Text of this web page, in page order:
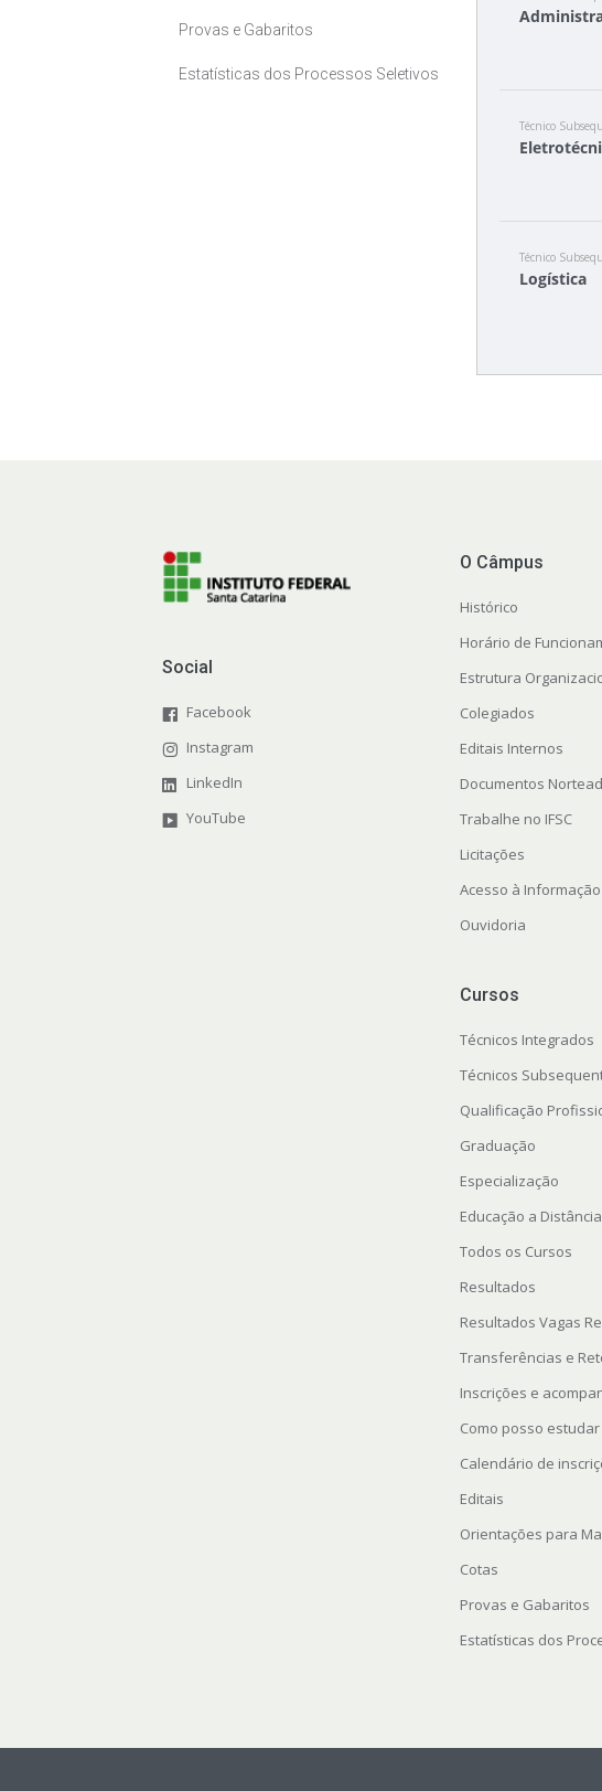
Provas e Gabaritos
Estatísticas dos Processos Seletivos
Técnico
Técnico
Logística
Social
Facebook
Instagram
LinkedIn
YouTube
O Câmpus
Histórico
Horário de
Estrutura
Colegiados
Editais Internos
Documentos
Trabalhe no IFSC
Licitações
Acesso à Informação
Ouvidoria
Cursos
Técnicos Integrados
Técnicos
Qualificação
Graduação
Especialização
Educação a Distância
Todos os Cursos
Resultados
Resultados Vagas
Transferências e
Inscrições e
Como posso estudar
Calendário de
Editais
Orientações para
Cotas
Provas e Gabaritos
Estatísticas dos